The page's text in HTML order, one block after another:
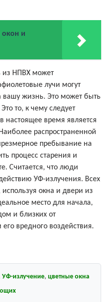
окон и
из НПВХ может
лучи могут
вашу жизнь. Это может быть
то, к чему следует
настоящее время является
распространенной
пребывание на
процесс старения и
Считается, что люди
УФ-излучения. Всех
окна и двери из
место для начала,
и близких от
вредного воздействия.
УФ-излучение, цветные окна